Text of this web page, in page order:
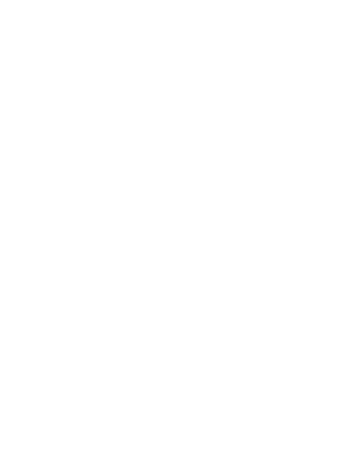
‌Festival‌ ‌de‌ ‌Teatro,‌ ‌um‌ ‌dos‌ ‌principais‌
‌de‌ ‌eventos‌ ‌simultâneos, todos os
‌não‌ ‌é‌ ‌mesmo?‌ ‌Isso‌ ‌se‌ ‌dá‌ ‌porque‌ ‌a‌
‌como‌ ‌a‌ ‌Capital‌ ‌Ecológica‌ ‌do‌ ‌Brasil‌ ‌e‌
ambientalmente‌ ‌da‌ ‌América‌ ‌Latina‌.
‌por‌ ‌tanto‌ ‌verde,‌ ‌Curitiba‌ também‌ é ‌a‌
esse friozinho!
‌mas‌ ‌está‌ ‌preocupado‌ ‌em‌ ‌não‌ ‌ter‌
‌fique‌ ‌tranquilo!‌ ‌Curitiba‌ ‌não‌ ‌fecha.‌
‌Rua‌ ‌24‌ ‌Horas,‌ ‌um‌ ‌espaço‌ ‌cheinho‌ ‌de‌
‌serviços,‌ ‌lojas‌ ‌e‌ ‌restaurantes‌ ‌que‌